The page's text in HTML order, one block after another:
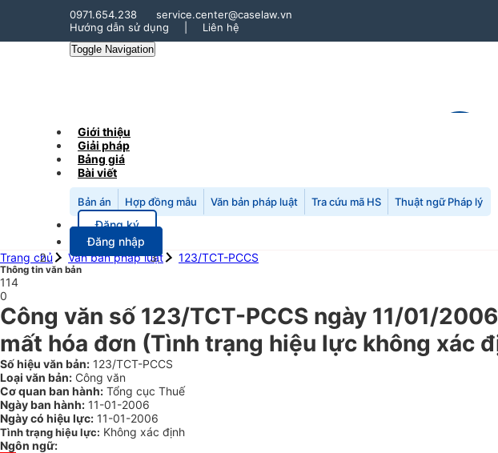
0971.654.238
service.center@caselaw.vn
Hướng dẫn sử dụng
Liên hệ
Toggle Navigation
Giới thiệu
Giải pháp
Bảng giá
Bài viết
Bản án Hợp đồng mẫu Văn bản pháp luật Tra cứu mã HS Thuật ngữ Pháp lý
Đăng ký
Đăng nhập
Trang chủ
Văn bản pháp luật 123/TCT-PCCS
Thông tin văn bản
114
0
Công văn số 123/TCT-PCCS ngày 11/01/
mất hóa đơn (Tình trạng hiệu lực không xác
Số hiệu văn bản: 123/TCT-PCCS
Loại văn bản: Công văn
Cơ quan ban hành: Tổng cục Thuế
Ngày ban hành: 11-01-2006
Ngày có hiệu lực: 11-01-2006
Tình trạng hiệu lực: Không xác định
Ngôn ngữ: